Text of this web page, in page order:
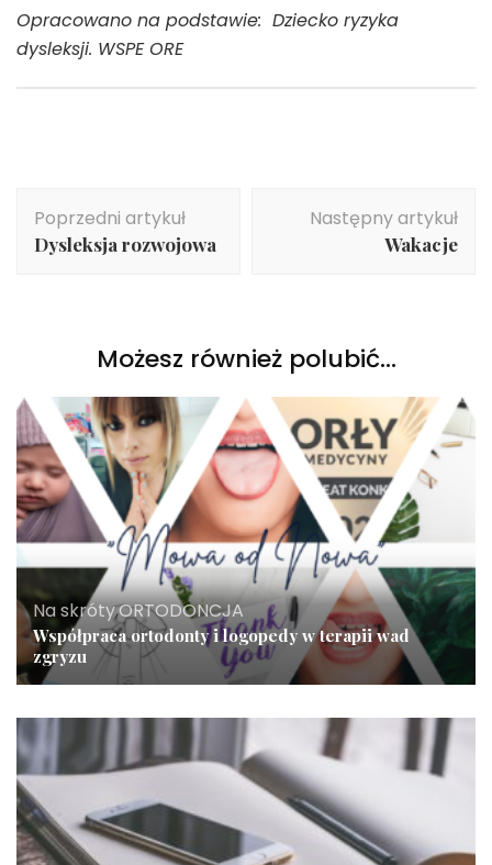
Opracowano na podstawie: Dziecko ryzyka
dysleksji. WSPE ORE
wpisu
Poprzedni artykuł
Dysleksja rozwojowa
Następny artykuł
Wakacje
Możesz również polubić…
Na skróty,ORTODONCJA
Współpraca ortodonty i logopedy w terapii wad
zgryzu